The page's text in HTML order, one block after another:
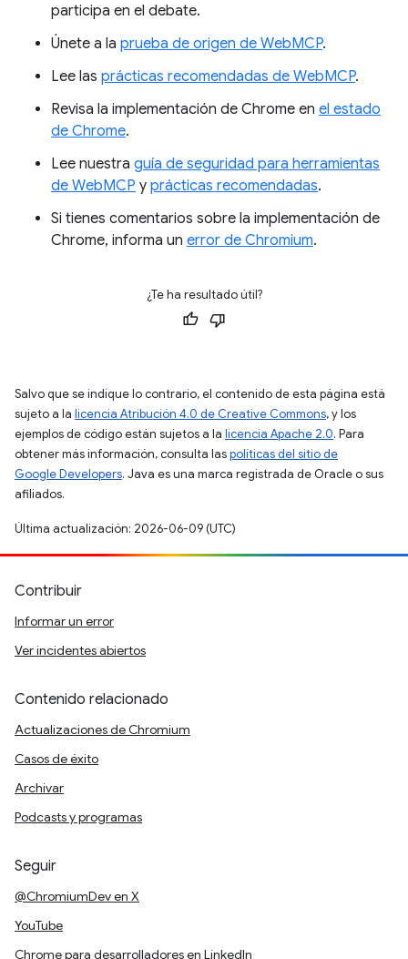
participa en el debate.
Únete a la prueba de origen de WebMCP.
Lee las prácticas recomendadas de WebMCP.
Revisa la implementación de Chrome en el estado
de Chrome.
Lee nuestra guía de seguridad para herramientas
de WebMCP y prácticas recomendadas.
Si tienes comentarios sobre la implementación de
Chrome, informa un error de Chromium.
¿Te ha resultado útil?
Salvo que se indique lo contrario, el contenido de esta página está
sujeto a la licencia Atribución 4.0 de Creative Commons, y los
ejemplos de código están sujetos a la licencia Apache 2.0. Para
obtener más información, consulta laspolíticas del sitio de
Google Developers. Java es una marca registrada de Oracle o sus
afiliados.
Última actualización: 2026-06-09 (UTC)
Contribuir
Informar un error
Ver incidentes abiertos
Contenido relacionado
Actualizaciones de Chromium
Casos de éxito
Archivar
Podcasts y programas
Seguir
@ChromiumDev en X
YouTube
Chrome para desarrolladores en LinkedIn